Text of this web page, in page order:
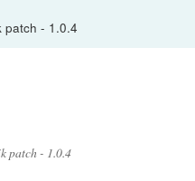
patch - 1.0.4
patch - 1.0.4